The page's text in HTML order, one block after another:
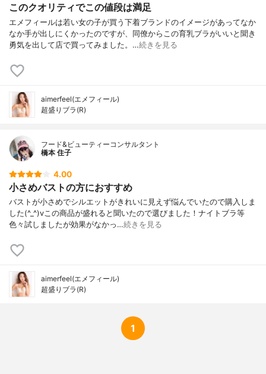
このクオリティでこの値段は満足
エメフィールは若い女の子が買う下着ブランドのイメージがあってなか
なか手が出しにくかったのですが、同僚からこの育乳ブラがいいと聞き
勇気を出して店で買ってみました。…続きを見る
aimerfeel(エメフィール)
超盛りブラ(R)
フード&ビューティーコンサルタント
橋本 住子
4.00
小さめバストの方におすすめ
バストが小さめでシルエットがきれいに見えず悩んでいたので購入しま
した(^_^)vこの商品が盛れると聞いたので選びました！ナイトブラ等
色々試しましたが効果がなかっ…続きを見る
aimerfeel(エメフィール)
超盛りブラ(R)
1